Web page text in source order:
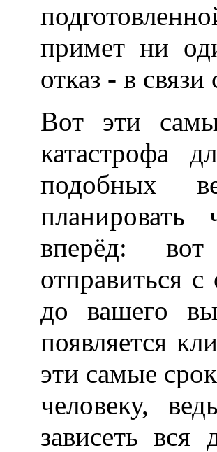
примет ни
отказ - в
Вот эти
катастрофа
подобных
вперёд:
отправиться
до вашего
появляется
эти самые
человеку,
зависеть вся